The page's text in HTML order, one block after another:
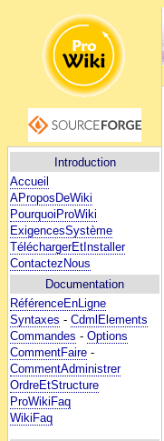
Introduction
Accueil
AProposDeWiki
PourquoiProWiki
ExigencesSystème
TéléchargerEtInstaller
ContactezNous
Documentation
RéférenceEnLigne
Syntaxes - CdmlElements
Commandes - Options
CommentFaire -
CommentAdministrer
OrdreEtStructure
ProWikiFaq
WikiFaq